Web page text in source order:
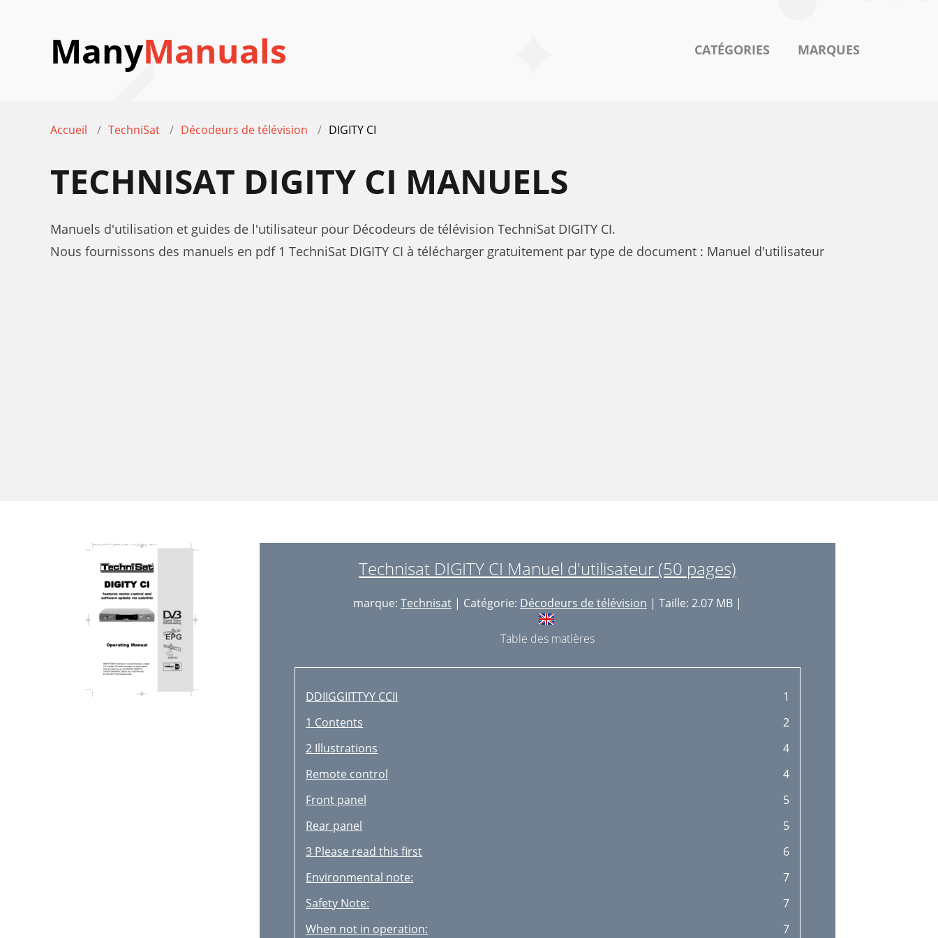
ManyManuals CATÉGORIES MARQUES
Accueil TechniSat Décodeurs de télévision DIGITY CI
TECHNISAT DIGITY CI MANUELS
Manuels d'utilisation et guides de l'utilisateur pour Décodeurs de télévision TechniSat DIGITY CI.
Nous fournissons des manuels en pdf 1 TechniSat DIGITY CI à télécharger gratuitement par type de document : Manuel d'utilisateur
Technisat DIGITY CI Manuel d'utilisateur (50 pages)
marque: Technisat | Catégorie: Décodeurs de télévision | Taille: 2.07 MB |
Table des matières
DDIIGGIITTYY CCII
1
1 Contents
2
2 Illustrations
4
Remote control
4
Front panel
5
Rear panel
5
3 Please read this first
6
Environmental note:
7
Safety Note:
7
When not in operation:
7